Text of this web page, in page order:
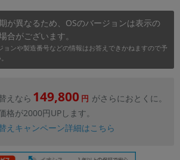
が異なるため、OSのバージョンは表示の
合がございます。
ョンや製造番号などの情報はお答えできかねますので予
えなら 149,800 円 がさらにおとくに。
格が2000円UPします。
えキャンペーン詳細はこちら